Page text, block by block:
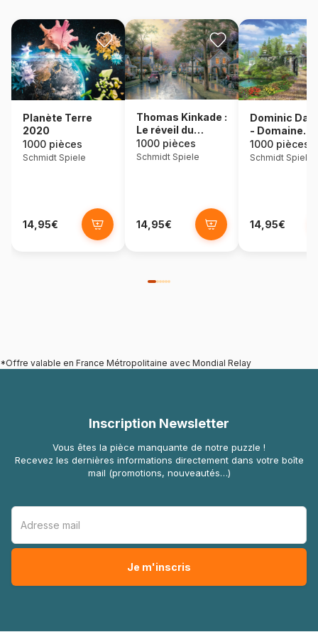
Planète Terre
2020
1000 pièces
Schmidt Spiele
14,95€
Thomas Kinkade :
Le réveil du
village
1000 pièces
Schmidt Spiele
14,95€
Dominic
- Domaine
idyllique
1000 pièces
Schmidt Spiele
14,95€
*Offre valable en France Métropolitaine avec Mondial Relay
Inscription Newsletter
Vous êtes la pièce manquante de notre puzzle !
Recevez les dernières informations directement dans votre boîte
mail (promotions, nouveautés…)